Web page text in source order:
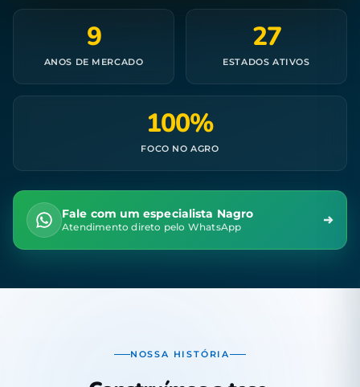
9
ANOS DE MERCADO
27
ESTADOS ATIVOS
100%
FOCO NO AGRO
Fale com um especialista Nagro
Atendimento direto pelo WhatsApp
NOSSA HISTÓRIA